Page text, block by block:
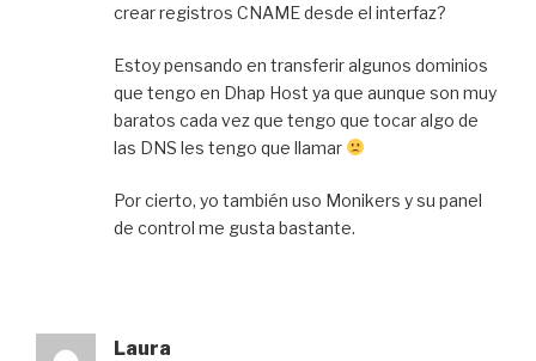
crear registros CNAME desde el interfaz?
Estoy pensando en transferir algunos dominios
que tengo en Dhap Host ya que aunque son muy
baratos cada vez que tengo que tocar algo de
las DNS les tengo que llamar
Por cierto, yo también uso Monikers y su panel
de control me gusta bastante.
Laura